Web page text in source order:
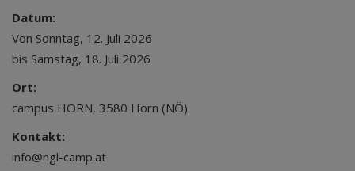
Datum:
Von Sonntag, 12. Juli 2026
bis Samstag, 18. Juli 2026
Ort:
campus HORN, 3580 Horn (NÖ)
Kontakt:
info@ngl-camp.at